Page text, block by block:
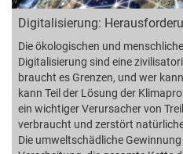
Digitalisierung:
Die ökologischen und
Digitalisierung sind eine
braucht es Grenzen, und wer
kann Teil der Lösung der
ein wichtiger Verursacher von
verbraucht und zerstört
Die umweltschädliche